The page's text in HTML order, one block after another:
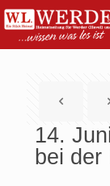
14.
bei